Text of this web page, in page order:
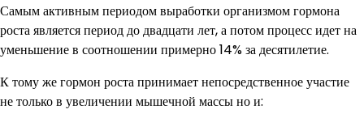
Самым активным периодом выработки организмом гормона
роста является период до двадцати лет, а потом процесс идет на
уменьшение в соотношении примерно 14% за десятилетие.
К тому же гормон роста принимает непосредственное участие
не только в увеличении мышечной массы но и: